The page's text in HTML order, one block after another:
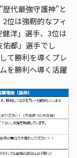
代最強守護神”と
位は強靭的なフィ
洋」選手、3位は
都」選手でし
て勝利を導くプレ
を勝利へ導く活躍